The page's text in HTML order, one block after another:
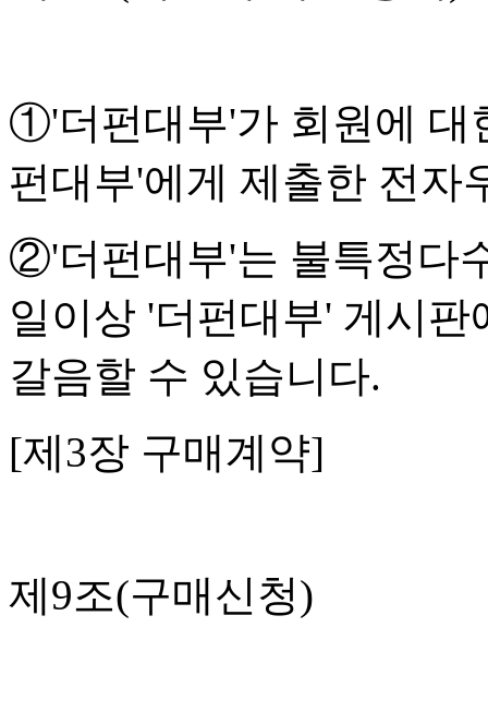
①'더펀대부'가 회원에 대
펀대부'에게 제출한 전자
②'더펀대부'는 불특정다
일이상 '더펀대부' 게시
갈음할 수 있습니다.
[제3장 구매계약]
제9조(구매신청)